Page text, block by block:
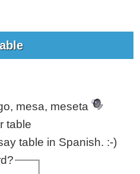
mesa, meseta
table in Spanish. :-)